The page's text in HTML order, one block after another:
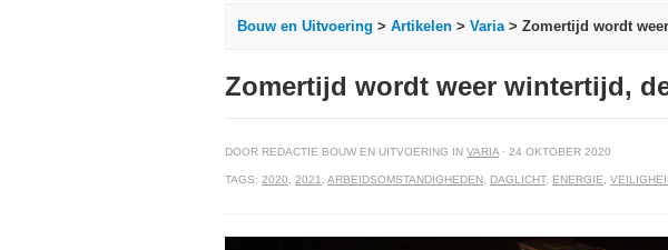
Bouw en Uitvoering > Artikelen > Varia > Zomertijd wordt
Zomertijd wordt weer wintertijd,
DOOR REDACTIE BOUW EN UITVOERING IN VARIA · 24 OKTOBER 2020
TAGS: 2020 2021 ARBEIDSOMSTANDIGHEDEN DAGLICHT, ENERGIE